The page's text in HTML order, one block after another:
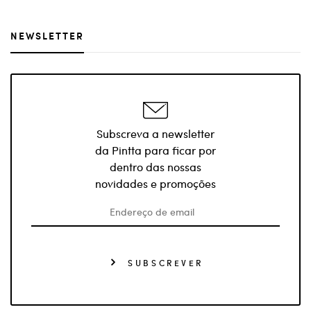
NEWSLETTER
Subscreva a newsletter
da Pintta para ficar por
dentro das nossas
novidades e promoções
SUBSCREVER